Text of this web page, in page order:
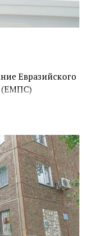
Евразийского
(ЕМПС)